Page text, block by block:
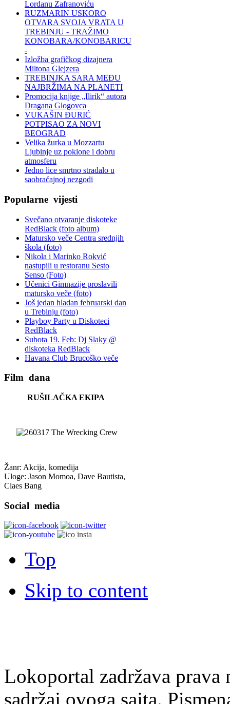
Lordanu Zafranoviću
RUZMARIN USKORO
OTVARA SVOJA VRATA U
TREBINJU - TRAŽIMO
KONOBARA/KONOBARICU
-
Izložba grafičkog dizajnera
Miltona Glejzera
TREBINЈKA SARA MEĐU
NAJBRŽIMA NA PLANETI
Promocija knjige „Ilirik“ autora
Dragana Glogovca
VUKAŠIN ĐURIĆ
POTPISAO ZA NOVI
BEOGRAD
Velika žurka u Mozzartu
Ljubinje uz poklone i dobru
atmosferu
Jedno lice smrtno stradalo u
saobraćajnoj nezgodi
Popularne vijesti
Svečano otvaranje diskoteke
RedBlack (foto album)
Matursko veče Centra srednjih
škola (foto)
Nikola i Marinko Rokvić
nastupili u restoranu Sesto
Senso (Foto)
Učenici Gimnazije proslavili
matursko veče (foto)
Još jedan hladan februarski dan
u Trebinju (foto)
Playboy Party u Diskoteci
RedBlack
Subota 19. Feb: Dj Slaky @
diskoteka RedBlack
Havana Club Brucoško veče
Film dana
RUŠILAČKA EKIPA
Žanr: Akcija, komedija
Uloge: Jason Momoa, Dave Bautista,
Claes Bang
Social media
Top
Skip to content
Lokoportal zadržava
sadržaj ovoga sajta.